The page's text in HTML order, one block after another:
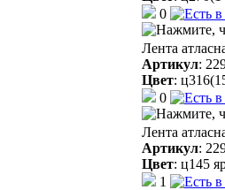
0
Лента
Артикул:
Цвет:
0
Лента
Артикул:
Цвет: ц145
1